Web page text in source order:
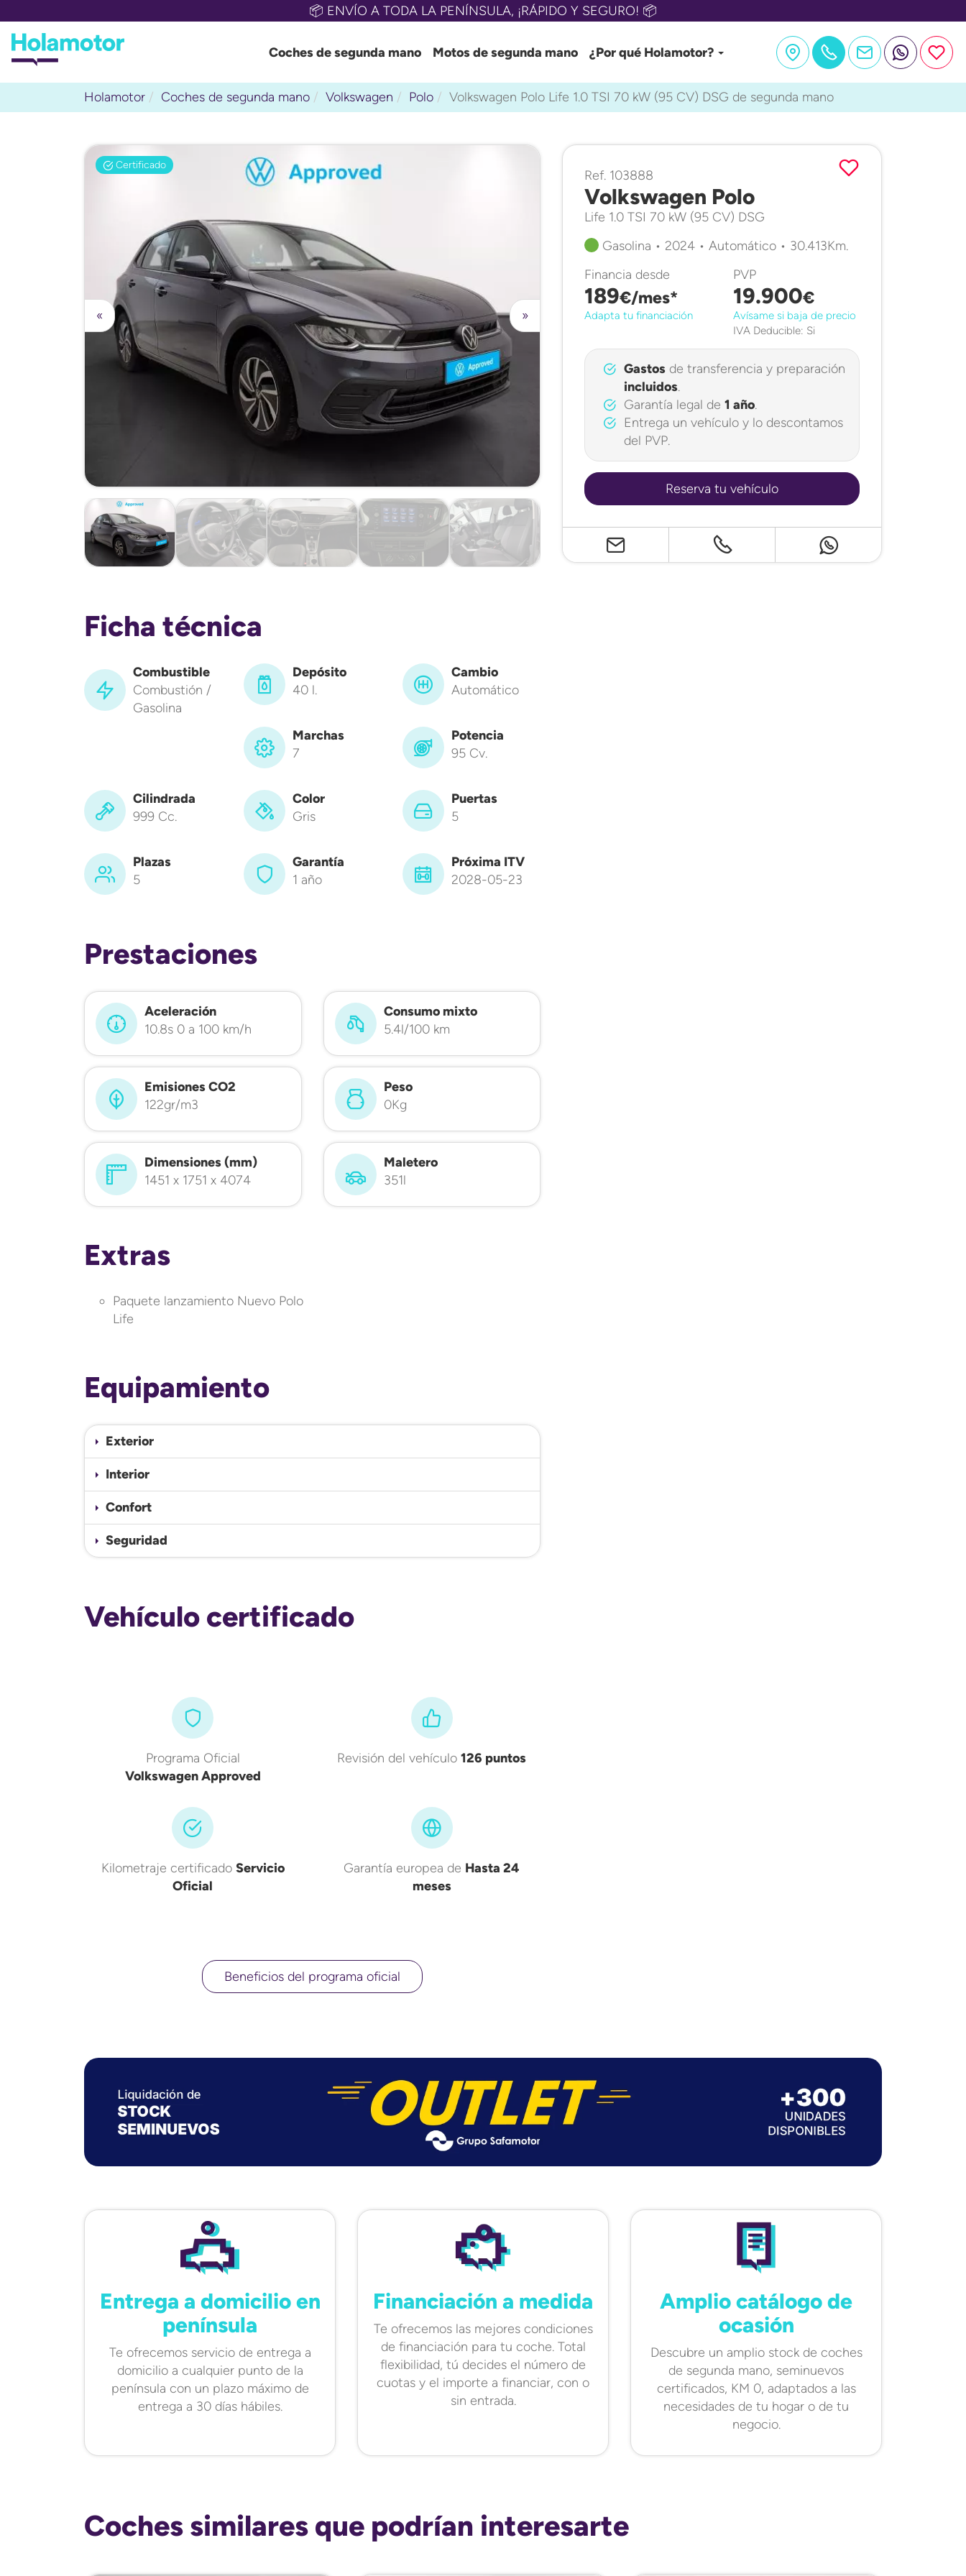
📦 ENVÍO A TODA LA PENÍNSULA, ¡RÁPIDO Y SEGURO! 📦
Coches de segunda mano Motos de segunda mano ¿Por qué Holamotor?
Holamotor Coches de segunda mano Volkswagen Polo Volkswagen Polo Life 1.0 TSI 70 kW (95 CV) DSG de segunda mano
Certificado
»
«
Ref. 103888
Volkswagen Polo
Life 1.0 TSI 70 kW (95 CV) DSG
Gasolina • 2024 • Automático • 30.413Km.
Financia desde
189€/mes*
Adapta tu financiación
PVP
19.900€
Avísame si baja de precio
IVA Deducible: Si
Gastosde transferencia y preparación
incluidos.
Garantía legal de 1 año.
Entrega un vehículo y lo descontamos
del PVP.
Reserva tu vehículo
Ficha técnica
Combustible
Combustión /
Gasolina
Depósito
40 l.
Cambio
Automático
Marchas
7
Potencia
95 Cv.
Cilindrada
999 Cc.
Color
Gris
Puertas
5
Plazas
5
Garantía
1 año
Próxima ITV
2028-05-23
Prestaciones
Aceleración
10.8s 0 a 100 km/h
Consumo mixto
5.4l/100 km
Emisiones CO2
122gr/m3
Peso
0Kg
Dimensiones (mm)
1451 x 1751 x 4074
Maletero
351l
Extras
Paquete lanzamiento Nuevo Polo
Life
Equipamiento
Exterior
Interior
Confort
Seguridad
Vehículo certificado
Programa Oficial
Volkswagen Approved
Revisión del vehículo126 puntos
Kilometraje certificado Servicio
Oficial
Garantía europea de Hasta 24
meses
Beneficios del programa oficial
Entrega a domicilio en
península
Te ofrecemos servicio de entrega a
domicilio a cualquier punto de la
península con un plazo máximo de
entrega a 30 días hábiles.
Financiación a medida
Te ofrecemos las mejores condiciones
de financiación para tu coche. Total
flexibilidad, tú decides el número de
cuotas y el importe a financiar, con o
sin entrada.
Amplio catálogo de
ocasión
Descubre un amplio stock de coches
de segunda mano, seminuevos
certificados, KM 0, adaptados a las
necesidades de tu hogar o de tu
negocio.
Coches similares que podrían interesarte